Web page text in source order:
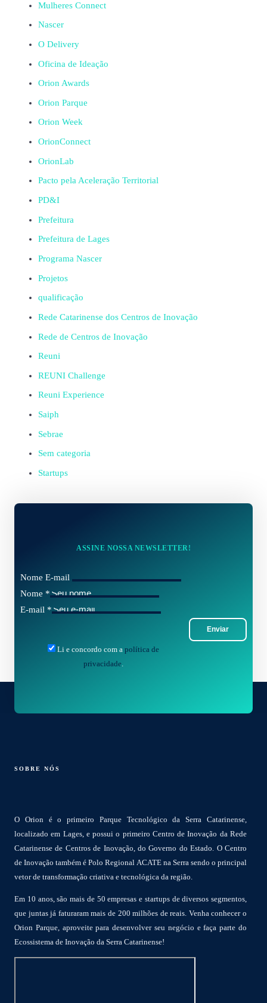
Mulheres Connect
Nascer
O Delivery
Oficina de Ideação
Orion Awards
Orion Parque
Orion Week
OrionConnect
OrionLab
Pacto pela Aceleração Territorial
PD&I
Prefeitura
Prefeitura de Lages
Programa Nascer
Projetos
qualificação
Rede Catarinense dos Centros de Inovação
Rede de Centros de Inovação
Reuni
REUNI Challenge
Reuni Experience
Saiph
Sebrae
Sem categoria
Startups
ASSINE NOSSA NEWSLETTER!
Nome E-mail
Nome *
E-mail *
Enviar
Li e concordo com a política de
privacidade.
SOBRE NÓS
O Orion é o primeiro Parque Tecnológico da Serra Catarinense,
localizado em Lages, e possui o primeiro Centro de Inovação da Rede
Catarinense de Centros de Inovação, do Governo do Estado. O Centro
de Inovação também é Polo Regional ACATE na Serra sendo o principal
vetor de transformação criativa e tecnológica da região.
Em 10 anos, são mais de 50 empresas e startups de diversos segmentos,
que juntas já faturaram mais de 200 milhões de reais. Venha conhecer o
Orion Parque, aproveite para desenvolver seu negócio e faça parte do
Ecossistema de Inovação da Serra Catarinense!